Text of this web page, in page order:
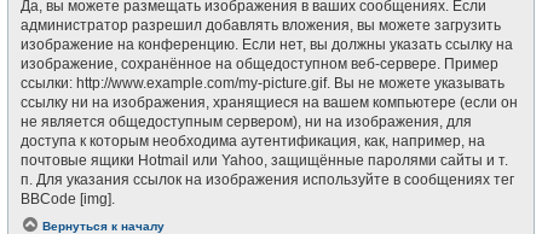
Да, вы можете размещать изображения в ваших сообщениях. Если
администратор разрешил добавлять вложения, вы можете загрузить
изображение на конференцию. Если нет, вы должны указать ссылку на
изображение, сохранённое на общедоступном веб-сервере. Пример
ссылки: http://www.example.com/my-picture.gif. Вы не можете указывать
ссылку ни на изображения, хранящиеся на вашем компьютере (если он
не является общедоступным сервером), ни на изображения, для
доступа к которым необходима аутентификация, как, например, на
почтовые ящики Hotmail или Yahoo, защищённые паролями сайты и т.
п. Для указания ссылок на изображения используйте в сообщениях тег
BBCode [img].
Вернуться к началу